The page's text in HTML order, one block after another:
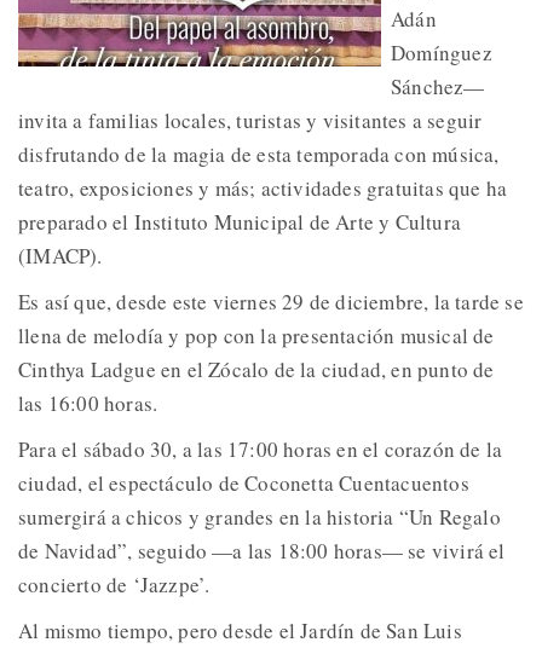
Adán
Domínguez
Sánchez—
invita a familias locales, turistas y visitantes a seguir
disfrutando de la magia de esta temporada con música,
teatro, exposiciones y más; actividades gratuitas que ha
preparado el Instituto Municipal de Arte y Cultura
(IMACP).
Es así que, desde este viernes 29 de diciembre, la tarde se
llena de melodía y pop con la presentación musical de
Cinthya Ladgue en el Zócalo de la ciudad, en punto de
las 16:00 horas.
Para el sábado 30, a las 17:00 horas en el corazón de la
ciudad, el espectáculo de Coconetta Cuentacuentos
sumergirá a chicos y grandes en la historia “Un Regalo
de Navidad”, seguido —a las 18:00 horas— se vivirá el
concierto de ‘Jazzpe’.
Al mismo tiempo, pero desde el Jardín de San Luis